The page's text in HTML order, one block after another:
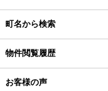
町名から検索
物件閲覧履歴
お客様の声